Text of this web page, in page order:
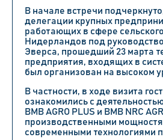
В начале встречи
делегации крупных
работающих в сфере
Нидерландов под
Эверса, прошедший 23 марта
предприятия, входящих в
был организован на высоком
В частности, в ходе визита
ознакомились с
BMB AGRO PLUS и BMB NRC
производственными
современными технологиями